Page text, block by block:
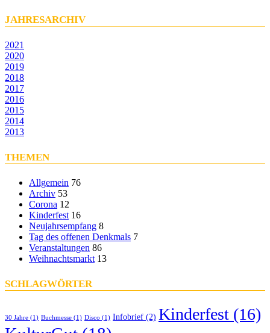
JAHRESARCHIV
2021
2020
2019
2018
2017
2016
2015
2014
2013
THEMEN
Allgemein 76
Archiv 53
Corona 12
Kinderfest 16
Neujahrsempfang 8
Tag des offenen Denkmals 7
Veranstaltungen 86
Weihnachtsmarkt 13
SCHLAGWÖRTER
30 Jahre (1) Buchmesse (1) Disco (1) Infobrief (2) Kinderfest (16)